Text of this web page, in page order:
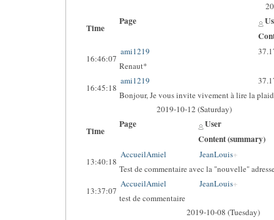
Time
Page
16:46:07
ami1219
Renaut*
16:45:18
ami1219
Bonjour, Je vous invite vivement à lire la
2019-10-12 (Saturday)
Time
Page
User
Content (summary)
13:40:18
AccueilAmiel
JeanLouis
Test de commentaire avec la "nouvelle"
13:37:07
AccueilAmiel
JeanLouis
test de commentaire
2019-10-08 (Tuesday)